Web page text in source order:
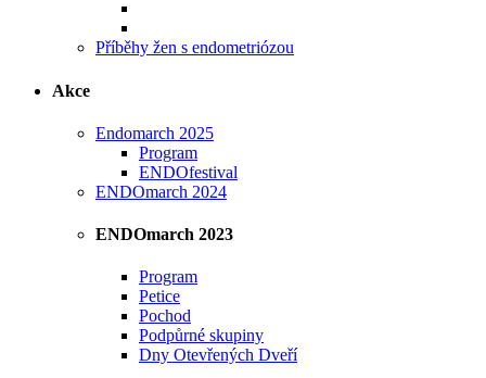
Příběhy žen s endometriózou
Akce
Endomarch 2025
Program
ENDOfestival
ENDOmarch 2024
ENDOmarch 2023
Program
Petice
Pochod
Podpůrné skupiny
Dny Otevřených Dveří